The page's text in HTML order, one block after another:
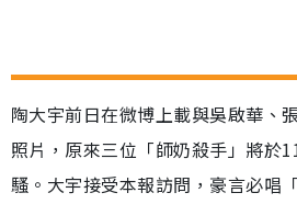
陶大宇前日在微博上載與吳啟華、
照片，原來三位「師奶殺手」將於
騷。大宇接受本報訪問，豪言必唱